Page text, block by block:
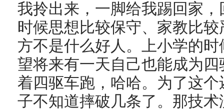
我拎出来，一脚给我踢回家
时候思想比较保守、家教比
方不是什么好人。上小学的
望将来有一天自己也能成为
着四驱车跑，哈哈。为了这
子不知道摔破几条了。那技